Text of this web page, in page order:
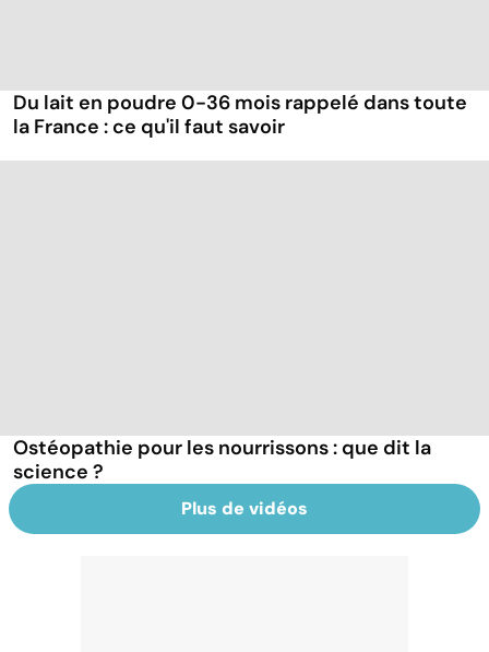
Du lait en poudre 0-36 mois rappelé dans toute
la France : ce qu'il faut savoir
Ostéopathie pour les nourrissons : que dit la
science ?
Plus de vidéos